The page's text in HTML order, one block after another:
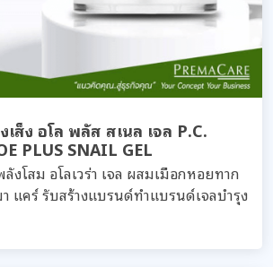
ส็ง อโล พลัส สเนล เจล P.C.
PLUS SNAIL GEL
งโสม อโลเวร่า เจล ผสมเมือกหอยทาก
แคร์ รับสร้างแบรนด์ทำแบรนด์เจลบำรุง